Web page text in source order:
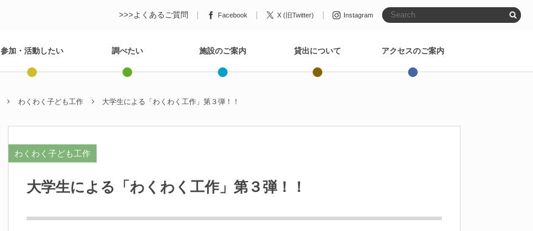
>>>よくあるご質問 Facebook X (旧Twitter) Instagram
参加・活動したい 調べたい 施設のご案内 貸出について アクセスのご案内
わくわく子ども工作 大学生による「わくわく工作」第３弾！！
わくわく子ども工作
大学生による「わくわく工作」第３弾！！